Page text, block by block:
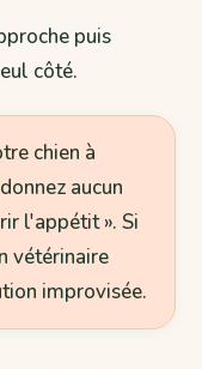
puis
côté.
chien à
aucun
l'appétit ». Si
vétérinaire
improvisée.